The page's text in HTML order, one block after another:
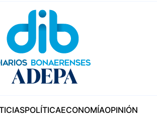
POLÍTICAECONOMÍAOPINIÓN